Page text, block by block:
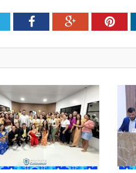
FacebookGoogle+